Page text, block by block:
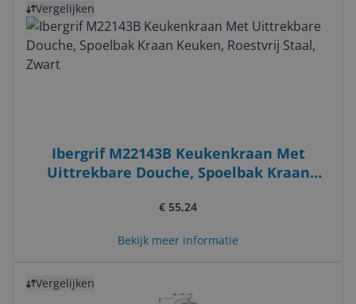
Vergelijken
Ibergrif M22143B Keukenkraan Met
Uittrekbare Douche, Spoelbak Kraan
€ 55,24
Bekijk meer informatie
Vergelijken